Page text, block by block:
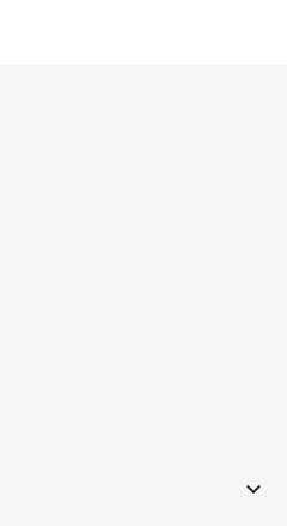
keyboard_arrow_down